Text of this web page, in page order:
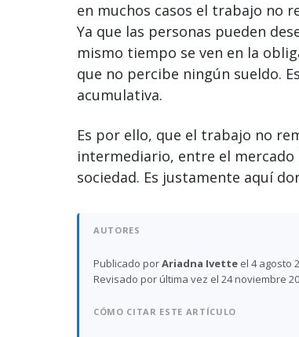
en muchos casos el trabajo no
Ya que las personas pueden
mismo tiempo se ven en la
que no percibe ningún sueldo.
acumulativa.
Es por ello, que el trabajo no
intermediario, entre el
sociedad. Es justamente aquí
AUTORES
Publicado porAriadna Ivette el 4 agosto
Revisado por última vez el 24 noviembre
CÓMO CITAR ESTE ARTÍCULO